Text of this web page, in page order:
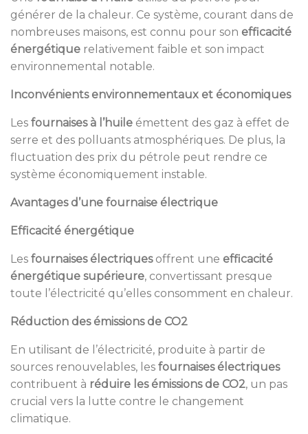
générer de la chaleur. Ce système, courant dans de
nombreuses maisons, est connu pour son efficacité
énergétique relativement faible et son impact
environnemental notable.
Inconvénients environnementaux et économiques
Les fournaises à l’huile émettent des gaz à effet de
serre et des polluants atmosphériques. De plus, la
fluctuation des prix du pétrole peut rendre ce
système économiquement instable.
Avantages d’une fournaise électrique
Efficacité énergétique
Les fournaises électriquesoffrent une efficacité
énergétique supérieure, convertissant presque
toute l’électricité qu’elles consomment en chaleur.
Réduction des émissions de CO2
En utilisant de l’électricité, produite à partir de
sources renouvelables, les fournaises électriques
contribuent à réduire les émissions de CO2, un pas
crucial vers la lutte contre le changement
climatique.